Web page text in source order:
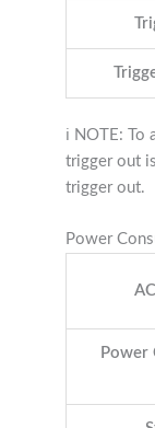
ℹ NOTE: To
trigger out
trigger out.
Power
Power